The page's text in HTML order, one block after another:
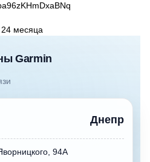
24 месяцa
Garmin
Днепр
94А